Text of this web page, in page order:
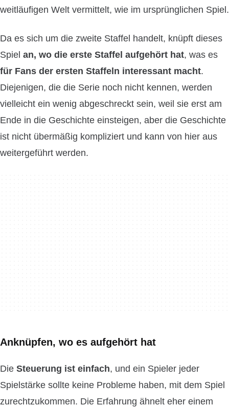
weitläufigen Welt vermittelt, wie im ursprünglichen Spiel.
Da es sich um die zweite Staffel handelt, knüpft dieses
Spiel an, wo die erste Staffel aufgehört hat, was es
für Fans der ersten Staffeln interessant macht.
Diejenigen, die die Serie noch nicht kennen, werden
vielleicht ein wenig abgeschreckt sein, weil sie erst am
Ende in die Geschichte einsteigen, aber die Geschichte
ist nicht übermäßig kompliziert und kann von hier aus
weitergeführt werden.
Anknüpfen, wo es aufgehört hat
Die Steuerung ist einfach, und ein Spieler jeder
Spielstärke sollte keine Probleme haben, mit dem Spiel
zurechtzukommen. Die Erfahrung ähnelt eher einem